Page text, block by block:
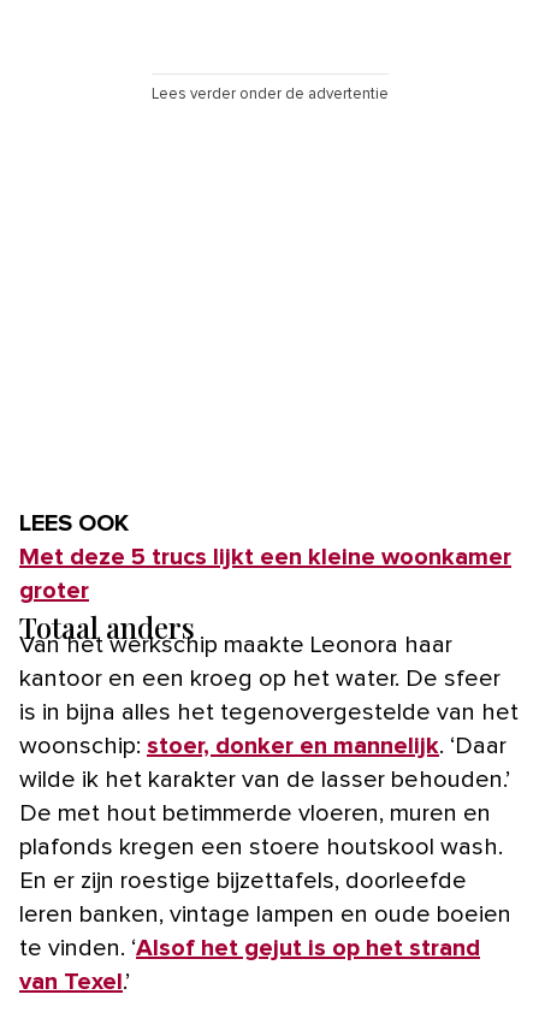
Lees verder onder de advertentie
LEES OOK
Met deze 5 trucs lijkt een kleine woonkamer
groter
Totaal anders
Van het werkschip maakte Leonora haar
kantoor en een kroeg op het water. De sfeer
is in bijna alles het tegenovergestelde van het
woonschip: stoer, donker en mannelijk. ‘Daar
wilde ik het karakter van de lasser behouden.’
De met hout betimmerde vloeren, muren en
plafonds kregen een stoere houtskool wash.
En er zijn roestige bijzettafels, doorleefde
leren banken, vintage lampen en oude boeien
te vinden. ‘Alsof het gejut is op het strand
van Texel.’